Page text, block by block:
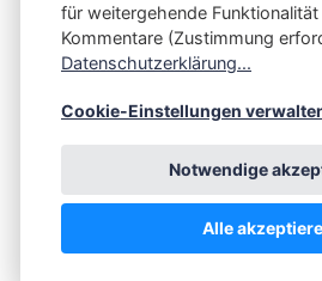
Integrating Open-Source Blog
Impressum
Kontakt
💪by☕ ❤️ &
für weitergehende
Kommentare (Zustimmung
Datenschutzerklärung...
Cookie-Einstellungen
Notwendige
Alle